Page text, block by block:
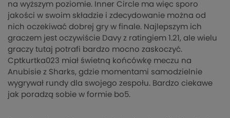
na wyższym poziomie. Inner Circle ma więc sporo
jakości w swoim składzie i zdecydowanie można od
nich oczekiwać dobrej gry w finale. Najlepszym ich
graczem jest oczywiście Davy z ratingiem 1.21, ale wielu
graczy tutaj potrafi bardzo mocno zaskoczyć.
Cptkurtka023 miał świetną końcówkę meczu na
Anubisie z Sharks, gdzie momentami samodzielnie
wygrywał rundy dla swojego zespołu. Bardzo ciekawe
jak poradzą sobie w formie bo5.